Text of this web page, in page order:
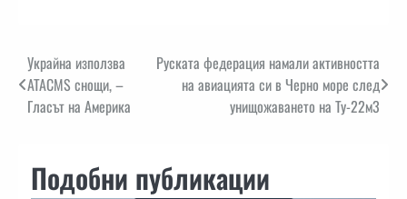
Навигация
Украйна използва
ATACMS снощи, –
Гласът на Америка
Руската федерация намали активността
на авиацията си в Черно море след
унищожаването на Ту-22м3
Подобни публикации